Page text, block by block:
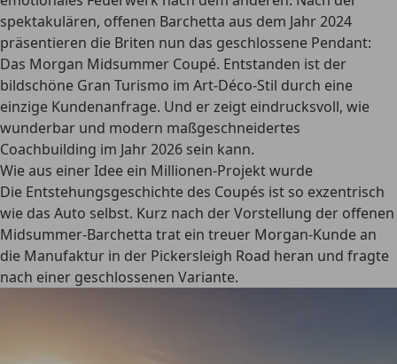
spektakulären, offenen Barchetta aus dem Jahr 2024
präsentieren die Briten nun das geschlossene Pendant:
Das Morgan Midsummer Coupé. Entstanden ist der
bildschöne Gran Turismo im Art-Déco-Stil durch eine
einzige Kundenanfrage. Und er zeigt eindrucksvoll, wie
wunderbar und modern maßgeschneidertes
Coachbuilding im Jahr 2026 sein kann.
Wie aus einer Idee ein Millionen-Projekt wurde
Die Entstehungsgeschichte des Coupés ist so exzentrisch
wie das Auto selbst. Kurz nach der Vorstellung der offenen
Midsummer-Barchetta trat ein treuer Morgan-Kunde an
die Manufaktur in der Pickersleigh Road heran und fragte
nach einer geschlossenen Variante.